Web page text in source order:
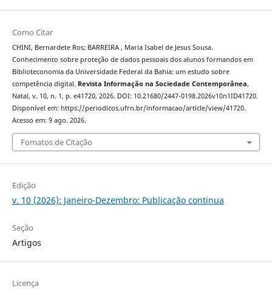
Como Citar
CHINI, Bernardete Ros; BARREIRA , Maria Isabel de Jesus Sousa.
Conhecimento sobre proteção de dados pessoais dos alunos formandos em
Biblioteconomia da Universidade Federal da Bahia: um estudo sobre
competência digital. Revista Informação na Sociedade Contemporânea,
Natal, v. 10, n. 1, p. e41720, 2026. DOI: 10.21680/2447-0198.2026v10n1ID41720.
Disponível em: https://periodicos.ufrn.br/informacao/article/view/41720.
Acesso em: 9 ago. 2026.
Fomatos de Citação
Edição
v. 10 (2026): Janeiro-Dezembro: Publicação continua
Seção
Artigos
Licença